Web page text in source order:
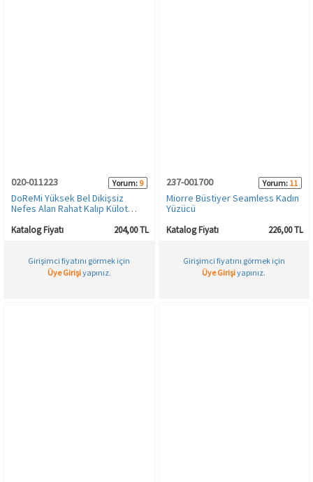
020-011223 Yorum: 9
DoReMi Yüksek Bel Dikişsiz
Nefes Alan Rahat Kalıp Külot
Katalog Fiyatı 204,00 TL
Girişimci fiyatını görmek için
Üye Girişiyapınız.
237-001700 Yorum: 11
Miorre Büstiyer Seamless Kadın
Yüzücü
Katalog Fiyatı 226,00 TL
Girişimci fiyatını görmek için
Üye Girişiyapınız.